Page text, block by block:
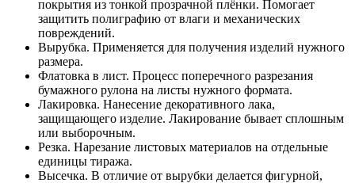
покрытия из тонкой прозрачной плёнки. Помогает
защитить полиграфию от влаги и механических
повреждений.
Вырубка. Применяется для получения изделий нужного
размера.
Флатовка в лист. Процесс поперечного разрезания
бумажного рулона на листы нужного формата.
Лакировка. Нанесение декоративного лака,
защищающего изделие. Лакирование бывает сплошным
или выборочным.
Резка. Нарезание листовых материалов на отдельные
единицы тиража.
Высечка. В отличие от вырубки делается фигурной,